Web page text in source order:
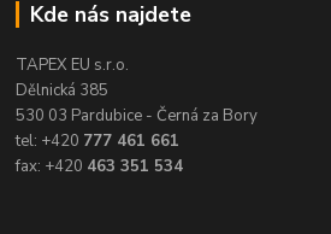
Kde nás najdete
TAPEX EU s.r.o.
Dělnická 385
530 03 Pardubice - Černá za Bory
tel: +420 777 461 661
fax: +420 463 351 534